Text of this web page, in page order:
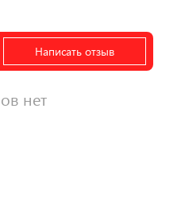
Написать отзыв
нет